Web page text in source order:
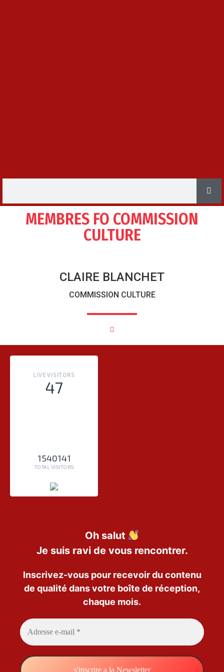
MEMBRES FO COMMISSION
CULTURE
CLAIRE BLANCHET
COMMISSION CULTURE
LIVE VISITORS
47
1540141
TOTAL VISITORS
Oh salut
Je suis ravi de vous rencontrer.
Inscrivez-vous pour recevoir du contenu
de qualité dans votre boîte de réception,
chaque mois.